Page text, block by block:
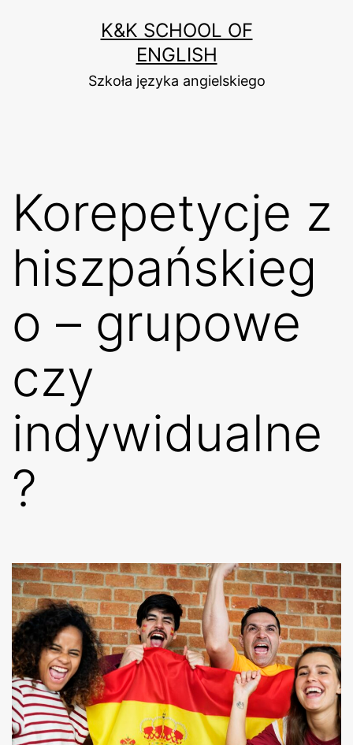
K&K SCHOOL OF
ENGLISH
Szkoła języka angielskiego
Korepetycje z
hiszpańskieg
o – grupowe
czy
indywidualne
?